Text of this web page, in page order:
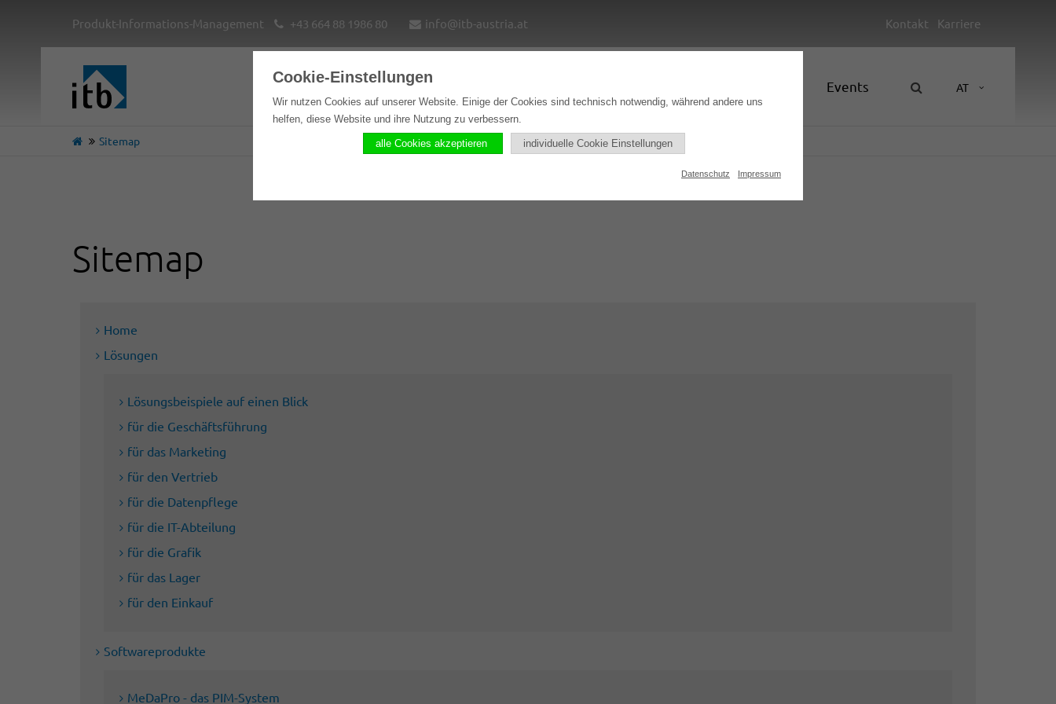
Kontakt Karriere
Produkt-Informations-Management +43 664 88 1986 80 info@itb-austria.at
AT
Home Lösungen Events
Sitemap
Sitemap
Home
Lösungen
Lösungsbeispiele auf einen Blick
für die Geschäftsführung
für das Marketing
für den Vertrieb
für die Datenpflege
für die IT-Abteilung
für die Grafik
für das Lager
für den Einkauf
Softwareprodukte
MeDaPro - das PIM-System
Cookie-Einstellungen
Wir nutzen Cookies auf unserer Website. Einige der Cookies sind technisch notwendig, während andere uns
helfen, diese Website und ihre Nutzung zu verbessern.
alle Cookies akzeptieren individuelle Cookie Einstellungen
Datenschutz Impressum